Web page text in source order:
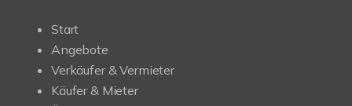
Start
Angebote
Verkäufer & Vermieter
Käufer & Mieter